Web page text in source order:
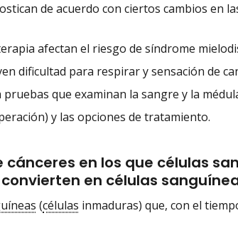
de acuerdo con ciertos cambios en
afectan el riesgo de síndrome
dificultad para respirar y sensación de
que examinan la sangre y la
y las opciones de tratamiento.
en los que células
en células
(células inmaduras) que, con el